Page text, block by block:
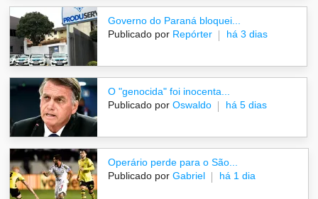
Governo do Paraná bloquei...
Publicado por Repórter há 3 dias
O "genocida" foi inocenta...
Publicado por Oswaldo há 5 dias
Operário perde para o São...
Publicado por Gabriel há 1 dia